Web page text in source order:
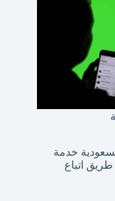
خدمة
اتباع